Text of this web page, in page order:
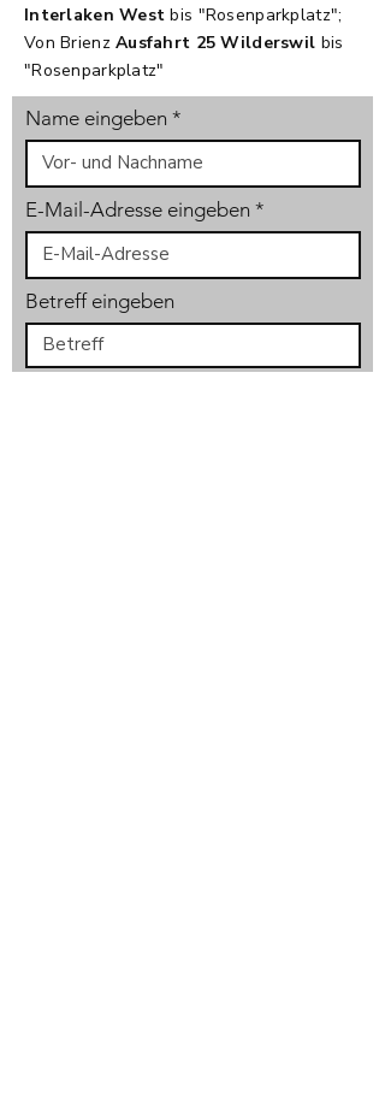
Interlaken West bis "Rosenparkplatz";
Von BrienzAusfahrt 25 Wilderswil bis
"Rosenparkplatz"
Name eingeben
E-Mail-Adresse eingeben
Betreff eingeben